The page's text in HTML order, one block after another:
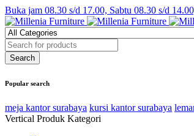
Buka jam 08.30 s/d 17.00, Sabtu 08.30 s/d
Popular search
meja kantor surabaya kursi kantor surabaya
Vertical Produk Kategori